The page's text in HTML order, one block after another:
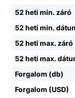
52 heti min. záró
52 heti min.
52 heti max. záró
52 heti max.
Forgalom (db)
Forgalom (USD)